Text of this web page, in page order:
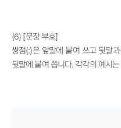
(6) [문장 부호]
쌍점(:)은 앞말에 붙여 쓰고 뒷말
뒷말에 붙여 씁니다. 각각의 예시